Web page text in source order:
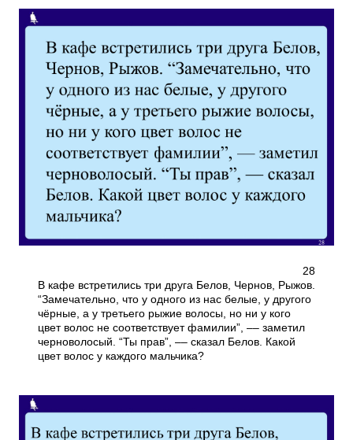
28
В кафе встретились три друга Белов, Чернов, Рыжов.
“Замечательно, что у одного из нас белые, у другого
чёрные, а у третьего рыжие волосы, но ни у кого
цвет волос не соответствует фамилии”, –– заметил
черноволосый. “Ты прав”, –– сказал Белов. Какой
цвет волос у каждого мальчика?